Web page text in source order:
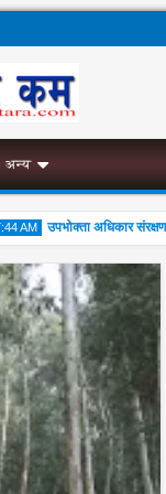
अन्य
Aug
2026
उपभोक्ता अधिकार संरक्षणका